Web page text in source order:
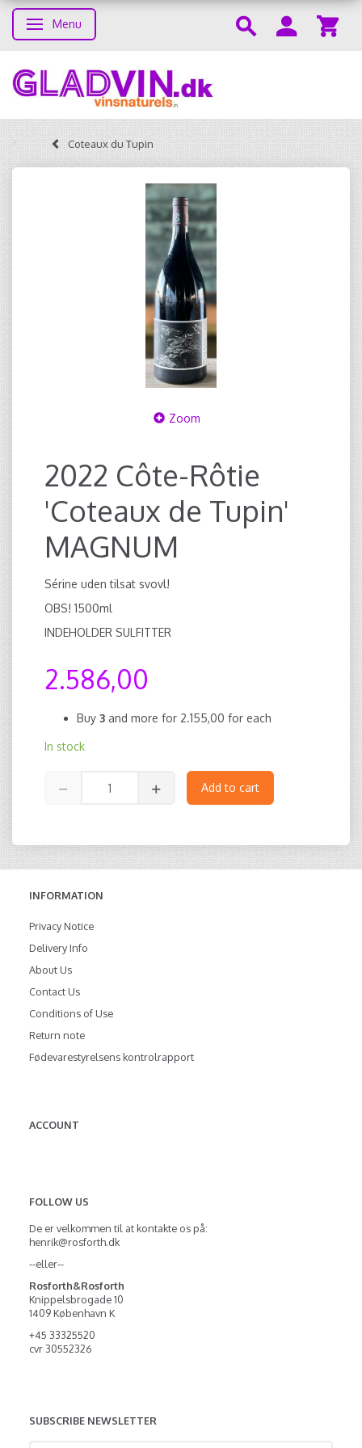
Toggle navigation
Menu
Coteaux du Tupin
Zoom
2022 Côte-Rôtie
'Coteaux de Tupin'
MAGNUM
Sérine uden tilsat svovl!
OBS! 1500ml
INDEHOLDER SULFITTER
2.586,00
Buy 3 and more for 2.155,00 for each
In stock
Add to cart
INFORMATION
Privacy Notice
Delivery Info
About Us
Contact Us
Conditions of Use
Return note
Fødevarestyrelsens kontrolrapport
ACCOUNT
FOLLOW US
De er velkommen til at kontakte os på:
henrik@rosforth.dk
--eller--
Rosforth&Rosforth
Knippelsbrogade 10
1409 København K
+45 33325520
cvr 30552326
SUBSCRIBE NEWSLETTER